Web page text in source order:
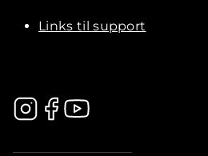
Links til support